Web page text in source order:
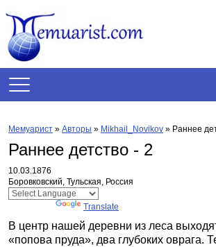
Мемуарист » Авторы » Mikhail_Novikov » Раннее
Раннее детство - 2
10.03.1876
Боровковский, Тульская, Россия
Translate
В центр нашей деревни из леса
«попова пруда», два глубоких оврага.